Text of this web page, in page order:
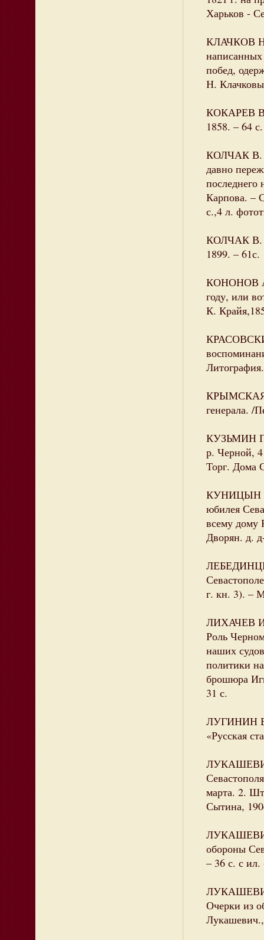
Харьков -
КЛАЧКОВ Н.
побед,
Н.
КОКАРЕВ
1858. – 64 с.
КОЛЧАК В.
давно
последнего
Карпова. –
с.,4 л.
КОЛЧАК В.
1899. – 61с.
КОНОНОВ А.
году, или
К.
Литография.
КРЫМСКАЯ
генерала. /
КУЗЬМИН П.
р. Черной,
Торг. Дома
КУНИЦЫН
юбилея
всему дому
Дворян. д.
г. кн. 3). –
ЛИХАЧЕВ
Роль
наших
политики
брошюра
31 с.
ЛУГИНИН В.
«Русская
марта. 2.
Сытина,
ЛУКАШЕВИЧ
обороны
– 36 с. с
ЛУКАШЕВИЧ
Очерки из